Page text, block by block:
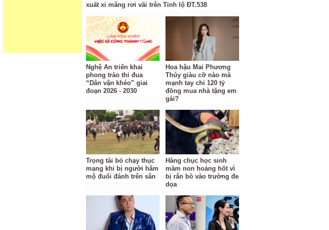
xuất xi măng rơi vãi trên Tỉnh lộ ĐT.538
Nghệ An triển khai
phong trào thi đua
“Dân vận khéo” giai
đoạn 2026 - 2030
Hoa hậu Mai Phương
Thúy giàu cỡ nào mà
mạnh tay chi 120 tỷ
đồng mua nhà tặng em
gái?
Trọng tài bỏ chạy thục
mạng khi bị người hâm
mộ đuổi đánh trên sân
Hàng chục học sinh
mầm non hoảng hốt vì
bị rắn bò vào trường đe
dọa